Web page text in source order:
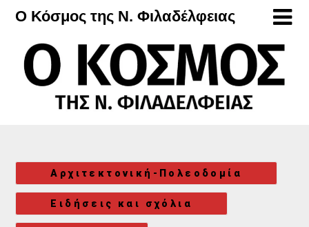
Μετάβαση
περιεχόμενο
Ο Κόσμος της Ν. Φιλαδέλφειας
Αρχιτεκτονική-Πολεοδομία
Ειδήσεις και σχόλια